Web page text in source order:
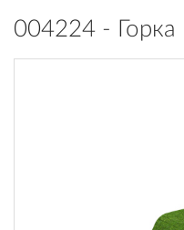
004224 - Горка